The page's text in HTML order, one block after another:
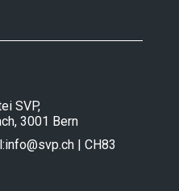
SVP,
3001 Bern
info@svp.ch | CH83